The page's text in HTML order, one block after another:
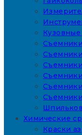
Химические
Краски